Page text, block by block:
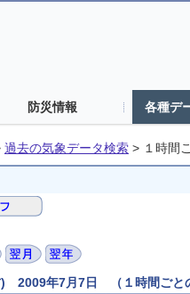
防災情報 各種デ
過去の気象データ検索 > １時間
) 2009年7月7日 （１時間ごと